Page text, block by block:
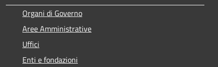
Organi di Governo
Aree Amministrative
Uffici
Enti e fondazioni